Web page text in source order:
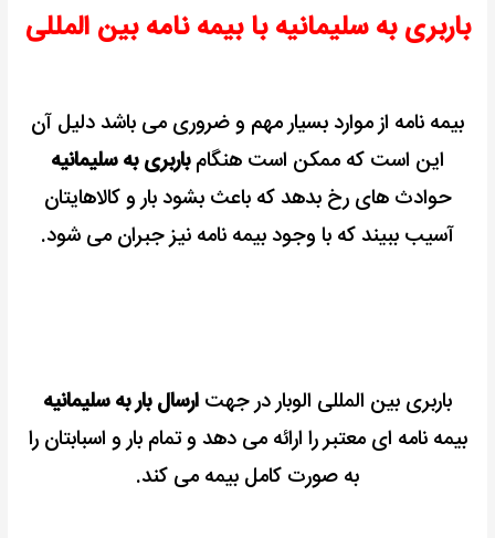
باربری به سلیمانیه با بیمه نامه بین المللی
بیمه نامه از موارد بسیار مهم و ضروری می باشد دلیل آن
این است که ممکن است هنگامباربری به سلیمانیه
حوادث های رخ بدهد که باعث بشود بار و کالاهایتان
آسیب ببیند که با وجود بیمه نامه نیز جبران می شود.
باربری بین المللی الوبار در جهت ارسال بار به سلیمانیه
بیمه نامه ای معتبر را ارائه می دهد و تمام بار و اسبابتان را
به صورت کامل بیمه می کند.